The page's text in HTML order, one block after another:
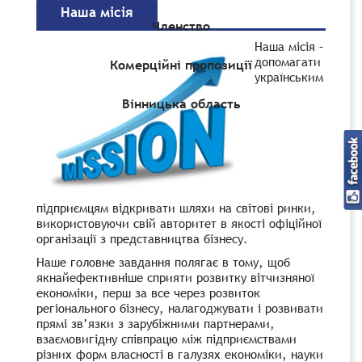
Членство
Комерційні пропозиції
Вінницька область
Наша місія
Наша місія –
допомагати
українським
підприємцям відкривати шляхи на світові ринки,
використовуючи свій авторитет в якості офіційної
організації з представництва бізнесу.
Наше головне завдання полягає в тому, щоб
якнайефективніше сприяти розвитку вітчизняної
економіки, перш за все через розвиток
регіонального бізнесу, налагоджувати і розвивати
прямі зв’язки з зарубіжними партнерами,
взаємовигідну співпрацю між підприємствами
різних форм власності в галузях економіки, науки